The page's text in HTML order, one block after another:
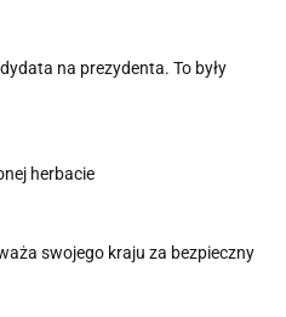
na prezydenta. To były
herbacie
swojego kraju za bezpieczny